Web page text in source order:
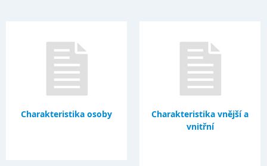
Charakteristika osoby
Charakteristika vnější a
vnitřní